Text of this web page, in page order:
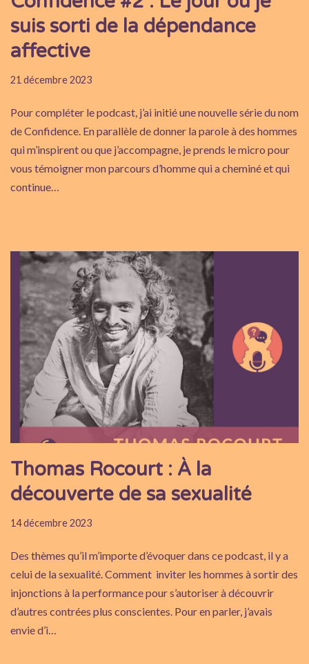
suis sorti de la dépendance
affective
21 décembre 2023
Pour compléter le podcast, j’ai initié une nouvelle série du nom
de Confidence. En parallèle de donner la parole à des hommes
qui m’inspirent ou que j’accompagne, je prends le micro pour
vous témoigner mon parcours d’homme qui a cheminé et qui
continue…
Thomas Rocourt : À la
découverte de sa sexualité
14 décembre 2023
Des thèmes qu’il m’importe d’évoquer dans ce podcast, il y a
celui de la sexualité. Comment inviter les hommes à sortir des
injonctions à la performance pour s’autoriser à découvrir
d’autres contrées plus conscientes. Pour en parler, j’avais
envie d’i…